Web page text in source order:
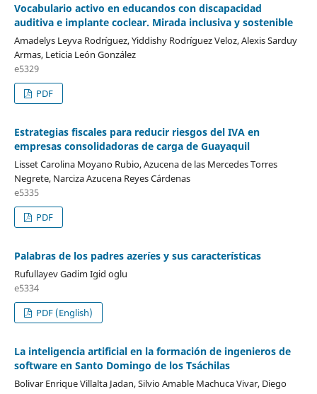
Vocabulario activo en educandos con discapacidad
auditiva e implante coclear. Mirada inclusiva y sostenible
Amadelys Leyva Rodríguez, Yiddishy Rodríguez Veloz, Alexis Sarduy
Armas, Leticia León González
e5329
PDF
Estrategias fiscales para reducir riesgos del IVA en
empresas consolidadoras de carga de Guayaquil
Lisset Carolina Moyano Rubio, Azucena de las Mercedes Torres
Negrete, Narciza Azucena Reyes Cárdenas
e5335
PDF
Palabras de los padres azeríes y sus características
Rufullayev Gadim Igid oglu
e5334
PDF (English)
La inteligencia artificial en la formación de ingenieros de
software en Santo Domingo de los Tsáchilas
Bolivar Enrique Villalta Jadan, Silvio Amable Machuca Vivar, Diego